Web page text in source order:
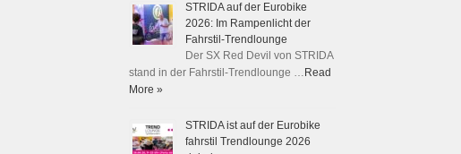
STRIDA auf der Eurobike
2026: Im Rampenlicht der
Fahrstil-Trendlounge
Der SX Red Devil von STRIDA
stand in der Fahrstil-Trendlounge … Read
More »
STRIDA ist auf der Eurobike
fahrstil Trendlounge 2026